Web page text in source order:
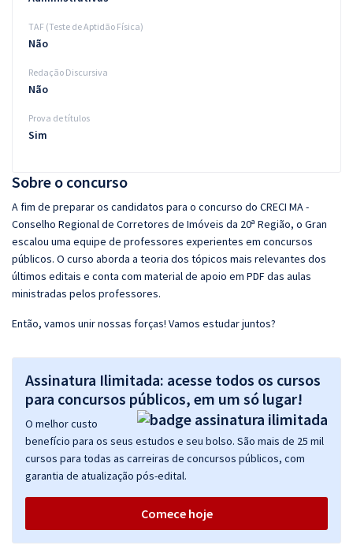
Sobre o concurso
A fim de preparar os candidatos para o concurso do CRECI MA -
Conselho Regional de Corretores de Imóveis da 20ª Região, o Gran
escalou uma equipe de professores experientes em concursos
públicos. O curso aborda a teoria dos tópicos mais relevantes dos
últimos editais e conta com material de apoio em PDF das aulas
ministradas pelos professores.
Então, vamos unir nossas forças! Vamos estudar juntos?
Assinatura Ilimitada: acesse todos os cursos
para concursos públicos, em um só lugar!
O melhor custo
benefício para os seus estudos e seu bolso. São mais de 25 mil
cursos para todas as carreiras de concursos públicos, com
garantia de atualização pós-edital.
Comece hoje
TAF (Teste de Aptidão Física)
Não
Redação Discursiva
Não
Prova de títulos
Sim